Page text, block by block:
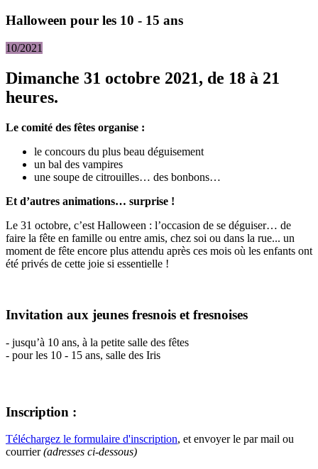
Halloween pour les 10 - 15 ans
10/2021
Dimanche 31 octobre 2021, de 18 à 21
heures.
Le comité des fêtes organise :
le concours du plus beau déguisement
un bal des vampires
une soupe de citrouilles… des bonbons…
Et d’autres animations… surprise !
Le 31 octobre, c’est Halloween : l’occasion de se déguiser… de
faire la fête en famille ou entre amis, chez soi ou dans la rue... un
moment de fête encore plus attendu après ces mois où les enfants ont
été privés de cette joie si essentielle !
Invitation aux jeunes fresnois et fresnoises
- jusqu’à 10 ans, à la petite salle des fêtes
- pour les 10 - 15 ans, salle des Iris
Inscription :
Téléchargez le formulaire d'inscription, et envoyer le par mail ou
courrier(adresses ci-dessous)